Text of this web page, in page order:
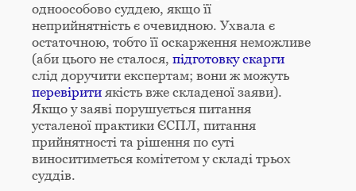
одноособово суддею, якщо її
неприйнятність є очевидною. Ухвала є
остаточною, тобто її оскарження неможливе
(аби цього не сталося, підготовку скарги
слід доручити експертам; вони ж можуть
перевірити якість вже складеної заяви).
Якщо у заяві порушується питання
усталеної практики ЄСПЛ, питання
прийнятності та рішення по суті
виноситиметься комітетом у складі трьох
суддів.